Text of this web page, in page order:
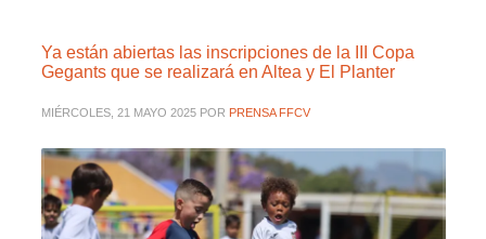
Ya están abiertas las inscripciones de la III Copa
Gegants que se realizará en Altea y El Planter
MIÉRCOLES, 21 MAYO 2025 POR PRENSA FFCV